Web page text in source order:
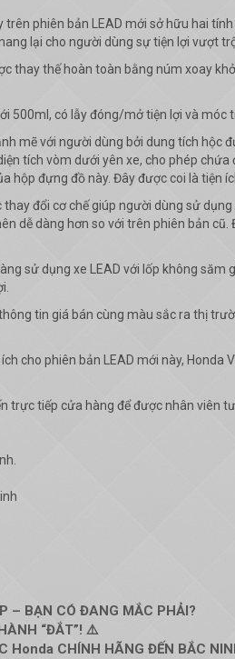
trên phiên bản LEAD mới sở hữu hai
lại cho người dùng sự tiện lợi vượt
thay thế hoàn toàn bằng núm xoay
500ml, có lẫy đóng/mở tiện lợi và móc
mẽ với người dùng bởi dung tích hộc
tích vòm dưới yên xe, cho phép
hộp đựng đồ này. Đây được coi là
đổi cơ chế giúp người dùng sử
dễ dàng hơn so với trên phiên bản
sử dụng xe LEAD với lốp không
tin giá bán cùng màu sắc ra thị
cho phiên bản LEAD mới này,
trực tiếp cửa hàng để được nhân viên
– BẠN CÓ ĐANG MẮC PHẢI?
“ĐẮT”! ⚠️
Honda CHÍNH HÃNG ĐẾN BẮC